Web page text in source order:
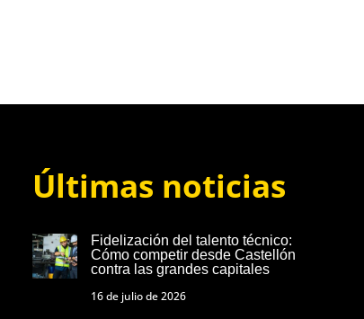
Últimas noticias
Fidelización del talento técnico:
Cómo competir desde Castellón
contra las grandes capitales
16 de julio de 2026